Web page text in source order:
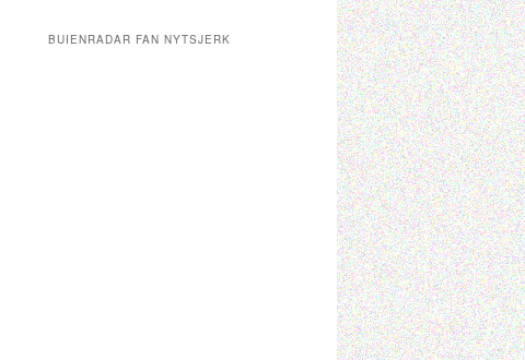
c
BUIENRADAR FAN NYTSJERK